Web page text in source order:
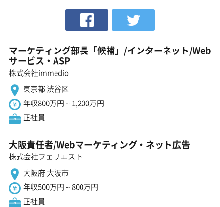
マーケティング部長「候補」/インターネット/Web
サービス・ASP
株式会社immedio
東京都 渋谷区
年収800万円～1,200万円
正社員
大阪責任者/Webマーケティング・ネット広告
株式会社フェリエスト
大阪府 大阪市
年収500万円～800万円
正社員